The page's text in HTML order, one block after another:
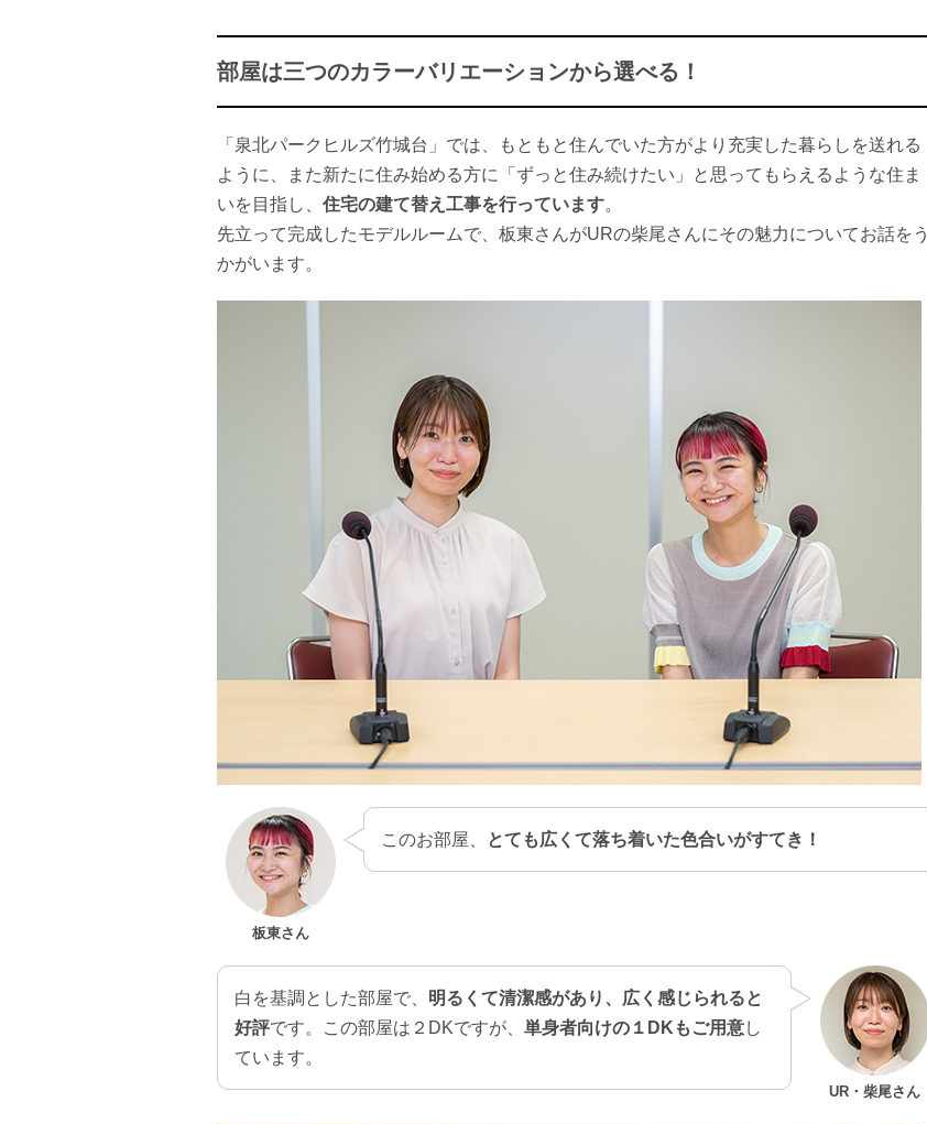
部屋は三つのカラーバリエーションから選べる！
「泉北パークヒルズ竹城台」では、もともと住んでいた方がより充実した暮らしを送れる
ように、また新たに住み始める方に「ずっと住み続けたい」と思ってもらえるような住ま
いを目指し、 住宅の建て替え工事を行っています。
先立って完成したモデルルームで、板東さんがURの柴尾さんにその魅力についてお話をう
かがいます。
板東さん
このお部屋、 とても広くて落ち着いた色合いがすてき！
UR・柴尾さん
白を基調とした部屋で、 明るくて清潔感があり、広く感じられると
好評です。この部屋は２DKですが、 単身者向けの１DKもご用意し
ています。